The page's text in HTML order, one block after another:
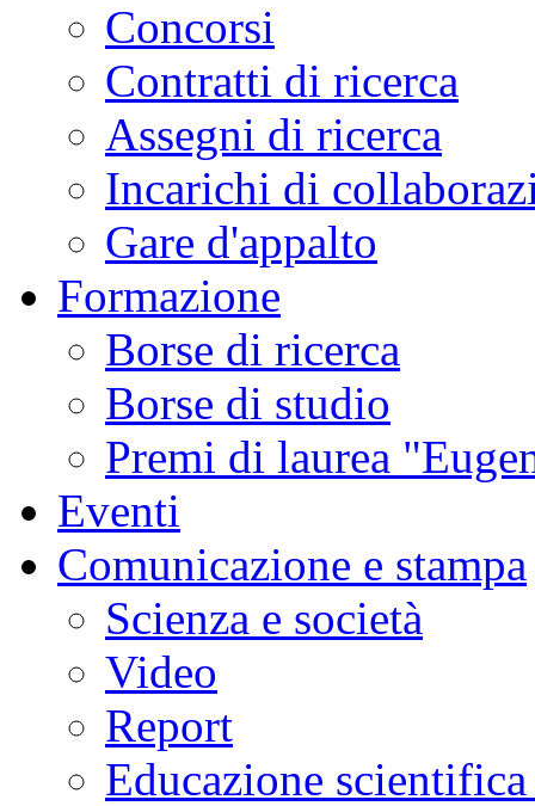
Concorsi
Contratti di ricerca
Assegni di ricerca
Incarichi di
Gare d'appalto
Formazione
Borse di ricerca
Borse di studio
Premi di laurea
Eventi
Comunicazione e stampa
Scienza e società
Video
Report
Educazione